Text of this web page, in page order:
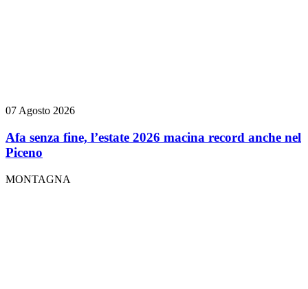
07 Agosto 2026
Afa senza fine, l’estate 2026 macina record anche nel
Piceno
MONTAGNA